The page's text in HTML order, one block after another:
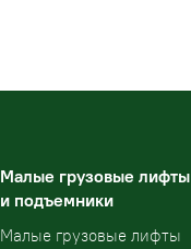
Малые грузовые лифты
и подъемники
Малые грузовые лифты